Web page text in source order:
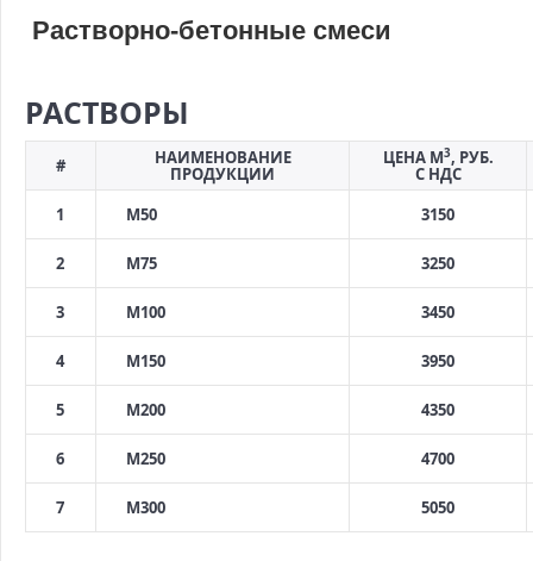
Растворно-бетонные смеси
РАСТВОРЫ
# НАИМЕНОВАНИЕ
ПРОДУКЦИИ
ЦЕНА М3, РУБ.
С НДС
1
М50 3150
2 М75 3250
3 М100 3450
4 М150 3950
5 М200 4350
6 М250 4700
7 М300 5050